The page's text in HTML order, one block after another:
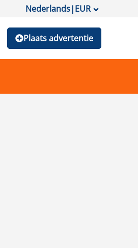
Nederlands|EUR
Plaats advertentie